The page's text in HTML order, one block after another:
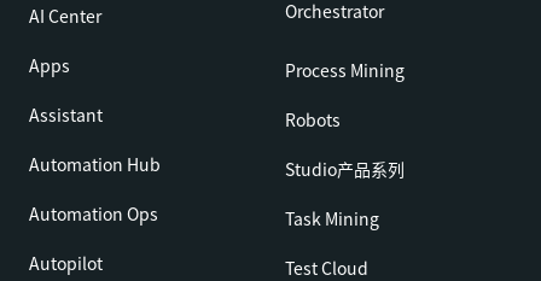
AI Center
Apps
Assistant
Automation Hub
Automation Ops
Autopilot
Orchestrator
Process Mining
Robots
Studio产品系列
Task Mining
Test Cloud